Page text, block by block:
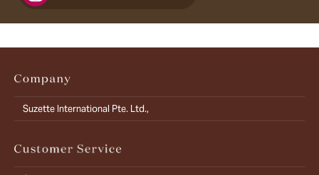
Suzette International Pte. Ltd.,